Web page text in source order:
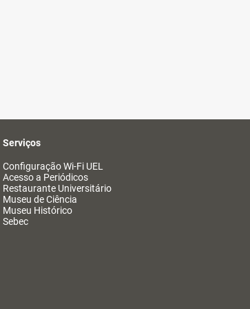
Serviços
Configuração Wi-Fi UEL
Acesso a Periódicos
Restaurante Universitário
Museu de Ciência
Museu Histórico
Sebec